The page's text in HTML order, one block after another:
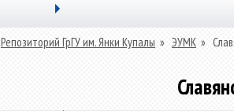
Репозиторий ГрГУ им. Янки Купалы » ЭУМК »